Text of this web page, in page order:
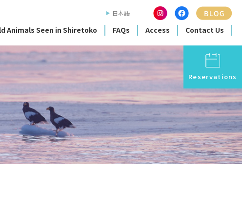
Animals Seen in Shiretoko FAQs Access Contact Us
日本語
Reservations